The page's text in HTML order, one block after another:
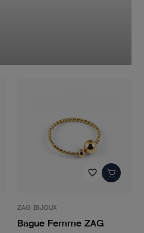
favorite_border
ZAG BIJOUX
Bague Femme ZAG